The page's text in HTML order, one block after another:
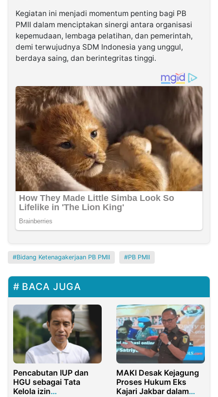
Kegiatan ini menjadi momentum penting bagi PB
PMII dalam menciptakan sinergi antara organisasi
kepemudaan, lembaga pelatihan, dan pemerintah,
demi terwujudnya SDM Indonesia yang unggul,
berdaya saing, dan berintegritas tinggi.
Bidang Ketenagakerjaan PB PMII PB PMII
BACA JUGA
Pencabutan IUP dan
HGU sebagai Tata
Kelola izin
MAKI Desak Kejagung
Proses Hukum Eks
Kajari Jakbar dalam